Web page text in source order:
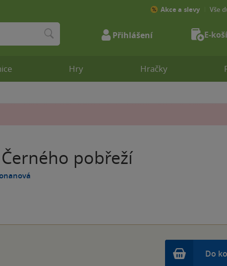
pobřeží
Do
Hry Hračky
Akce a slevy Vše
Přihlášení E-